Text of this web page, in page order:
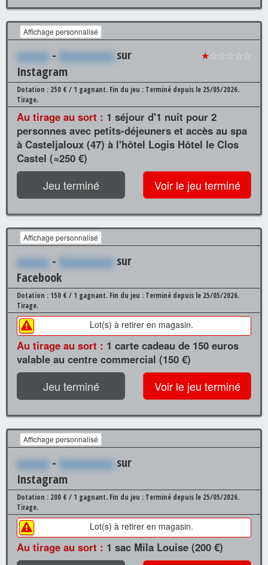
Affichage personnalisé
xxxxxx - Xxxxxxxxxx sur
Instagram
★☆☆☆☆☆
Dotation : 250 € / 1 gagnant. Fin du jeu : Terminé depuis le 25/05/2026.
Tirage.
Au tirage au sort : 1 séjour d'1 nuit pour 2
personnes avec petits-déjeuners et accès au spa
à Casteljaloux (47) à l'hôtel Logis Hôtel le Clos
Castel (≈250 €)
Jeu terminé Voir le jeu terminé
Affichage personnalisé
xxxxxx - Xxxxxxxxxx sur
Facebook
Dotation : 150 € / 1 gagnant. Fin du jeu : Terminé depuis le 25/05/2026.
Tirage.
Lot(s) à retirer en magasin.
Au tirage au sort : 1 carte cadeau de 150 euros
valable au centre commercial (150 €)
Jeu terminé Voir le jeu terminé
Affichage personnalisé
xxxxxx - Xxxxxxxxxx sur
Instagram
Dotation : 200 € / 1 gagnant. Fin du jeu : Terminé depuis le 25/05/2026.
Tirage.
Lot(s) à retirer en magasin.
Au tirage au sort : 1 sac Mila Louise (200 €)